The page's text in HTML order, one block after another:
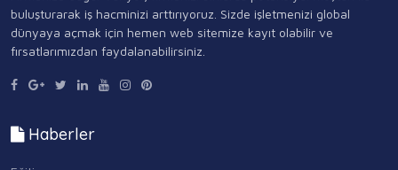
buluşturarak iş hacminizi arttırıyoruz. Sizde işletmenizi global
dünyaya açmak için hemen web sitemize kayıt olabilir ve
fırsatlarımızdan faydalanabilirsiniz.
Haberler